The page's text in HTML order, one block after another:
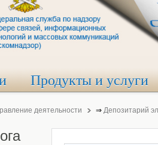
Продукты и услуги
деятельности ⇒ Депозитарий